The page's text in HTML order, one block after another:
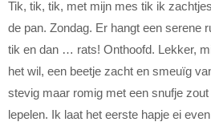
Tik, tik, tik, met mijn mes tik ik
de pan. Zondag. Er hangt een serene
tik en dan … rats! Onthoofd. Lekker,
het wil, een beetje zacht en smeuïg
stevig maar romig met een snufje
lepelen. Ik laat het eerste hapje ei